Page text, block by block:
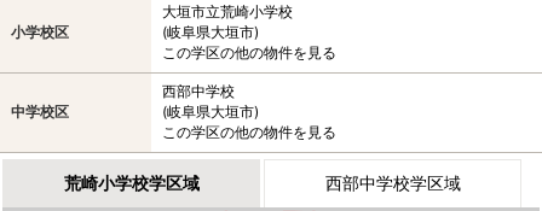
小学校区
大垣市立荒崎小学校
(岐阜県大垣市)
この学区の他の物件を見る
中学校区
西部中学校
(岐阜県大垣市)
この学区の他の物件を見る
荒崎小学校学区域 西部中学校学区域